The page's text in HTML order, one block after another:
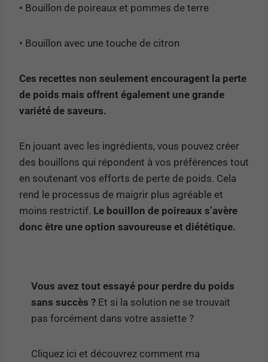
• Bouillon de poireaux et pommes de terre
• Bouillon avec une touche de citron
Ces recettes non seulement encouragent la perte
de poids mais offrent également une grande
variété de saveurs.
En jouant avec les ingrédients, vous pouvez créer
des bouillons qui répondent à vos préférences tout
en soutenant vos efforts de perte de poids. Cela
rend le processus de maigrir plus agréable et
moins restrictif. Le bouillon de poireaux s’avère
donc être une option savoureuse et diététique.
Vous avez tout essayé pour perdre du poids
sans succès ? Et si la solution ne se trouvait
pas forcément dans votre assiette ?
Cliquez ici et découvrez comment ma